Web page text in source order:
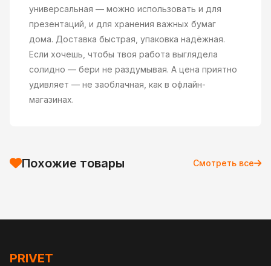
универсальная — можно использовать и для
презентаций, и для хранения важных бумаг
дома. Доставка быстрая, упаковка надёжная.
Если хочешь, чтобы твоя работа выглядела
солидно — бери не раздумывая. А цена приятно
удивляет — не заоблачная, как в офлайн-
магазинах.
Похожие товары Смотреть все
PRIVET